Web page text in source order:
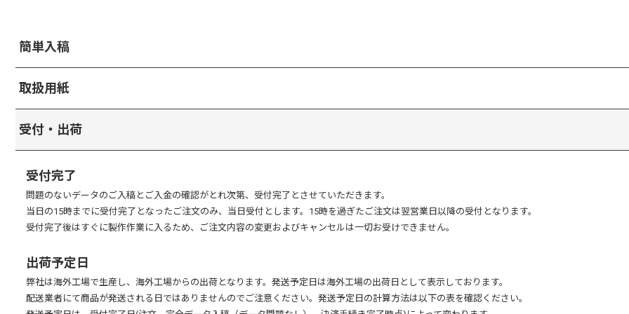
簡単入稿
STEP1注文画面でサイズ・数量などご希望の注文内容を選択してください。
STEP2 [簡単入稿]ボタンをクリックしてお持ちの画像データをアップロードしてください。
配置が完了したら[完了]ボタンをクリックして入稿画面を閉じます。
STEP４[カートに入れる]または[ご注文手続きへ]から注文手続きに進んでください。
〇 ピンク色線 (仕上がり線)・丸 (リング穴) ：実際に印刷物がカットされる裁断線とリングの穴あけ位置を表します。
〇 紫色線 (作業線)
(塗り足しとは、裁断時に起こりうる裁断ズレを考慮し、印刷範囲を大きめに確保した余裕分のことです)
取扱用紙
光沢感がありしっかりした厚みの表面は色表現に優れています。
ペン書きやスタンプ押しが可能な上質紙の裏面を併わせ持った高級用紙で、
中紙を保護するための表紙として最適です。
淡クリーム上質紙 100g (中紙素材)
受付・出荷
受付完了
問題のないデータのご入稿とご入金の確認がとれ次第、受付完了とさせていただきます。
当日の15時までに受付完了となったご注文のみ、当日受付とします。15時を過ぎたご注文は翌営業日以降の受付となります。
受付完了後はすぐに製作作業に入るため、ご注文内容の変更およびキャンセルは一切お受けできません。
出荷予定日
弊社は海外工場で生産し、海外工場からの出荷となります。発送予定日は海外工場の出荷日として表示しております。
配送業者にて商品が発送される日ではありませんのでご注意ください。発送予定日の計算方法は以下の表を確認ください。